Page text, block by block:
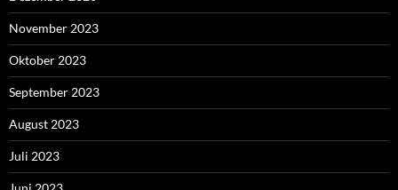
November 2023
Oktober 2023
September 2023
August 2023
Juli 2023